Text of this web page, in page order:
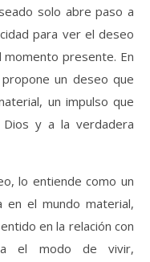
solo abre paso a
para ver el deseo
momento presente. En
un deseo que
un impulso que
y a la verdadera
lo entiende como un
el mundo material,
en la relación con
el modo de vivir,